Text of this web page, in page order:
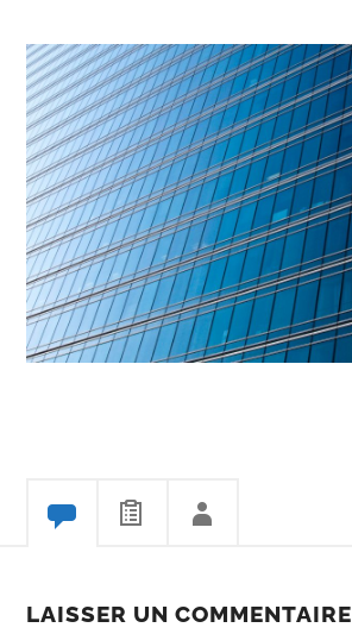
LAISSER UN COMMENTAIRE